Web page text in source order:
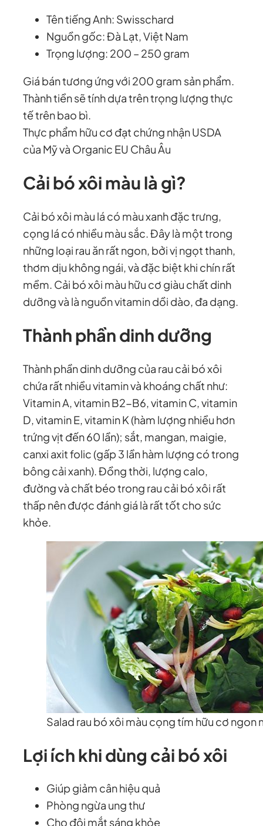
g
Tên tiếng Anh: Swisschard
Nguồn gốc: Đà Lạt, Việt Nam
Trọng lượng: 200 – 250 gram
Giá bán tương ứng với 200 gram sản phẩm.
Thành tiền sẽ tính dựa trên trọng lượng thực
tế trên bao bì.
Thực phẩm hữu cơ đạt chứng nhận USDA
của Mỹ và Organic EU Châu Âu
Cải bó xôi màu là gì?
Cải bó xôi màu lá có màu xanh đặc trưng,
cọng lá có nhiều màu sắc. Đây là một trong
những loại rau ăn rất ngon, bởi vị ngọt thanh,
thơm dịu không ngái, và đặc biệt khi chín rất
mềm. Cải bó xôi màu hữu cơ giàu chất dinh
dưỡng và là nguồn vitamin dồi dào, đa dạng.
Thành phần dinh dưỡng
Thành phần dinh dưỡng của rau cải bó xôi
chứa rất nhiều vitamin và khoáng chất như:
Vitamin A, vitamin B2-B6, vitamin C, vitamin
D, vitamin E, vitamin K (hàm lượng nhiều hơn
trứng vịt đến 60 lần); sắt, mangan, maigie,
canxi axit folic (gấp 3 lần hàm lượng có trong
bông cải xanh). Đồng thời, lượng calo,
đường và chất béo trong rau cải bó xôi rất
thấp nên được đánh giá là rất tốt cho sức
khỏe.
Salad rau bó xôi màu cọng tím hữu cơ ngon
Lợi ích khi dùng cải bó xôi
Giúp giảm cân hiệu quả
Phòng ngừa ung thư
Cho đôi mắt sáng khỏe